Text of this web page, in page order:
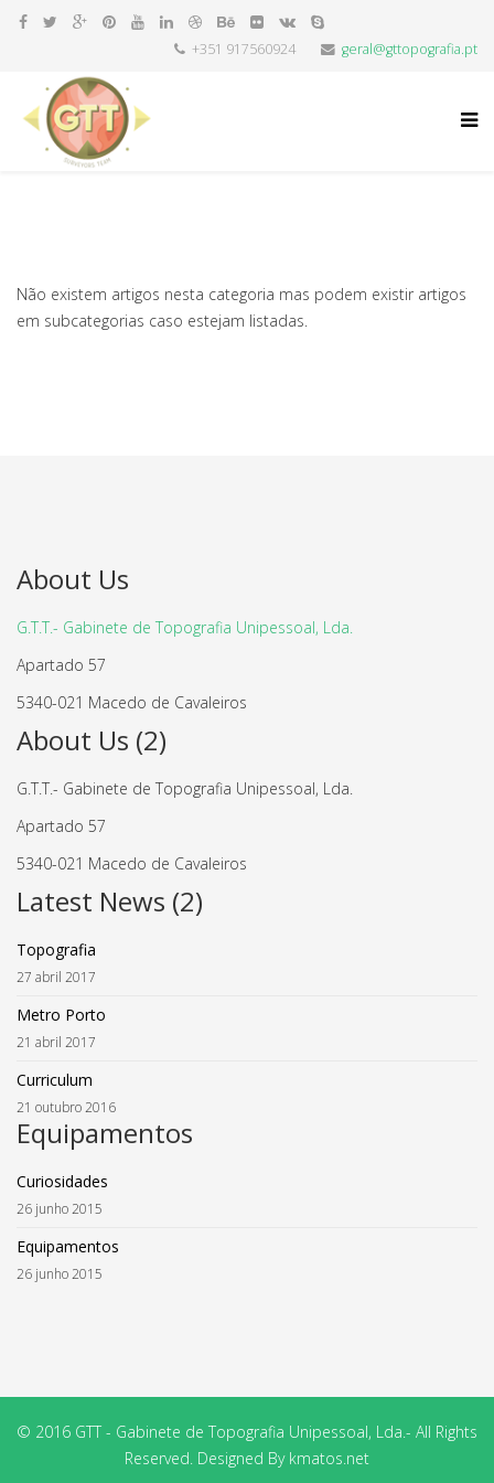
+351 917560924 geral@gttopografia.pt
Não existem artigos nesta categoria mas podem existir artigos
em subcategorias caso estejam listadas.
About Us
G.T.T.- Gabinete de Topografia Unipessoal, Lda.
Apartado 57
5340-021 Macedo de Cavaleiros
About Us (2)
G.T.T.- Gabinete de Topografia Unipessoal, Lda.
Apartado 57
5340-021 Macedo de Cavaleiros
Latest News (2)
Topografia
27 abril 2017
Metro Porto
21 abril 2017
Curriculum
21 outubro 2016
Equipamentos
Curiosidades
26 junho 2015
Equipamentos
26 junho 2015
© 2016 GTT - Gabinete de Topografia Unipessoal, Lda.- All Rights
Reserved. Designed By kmatos.net